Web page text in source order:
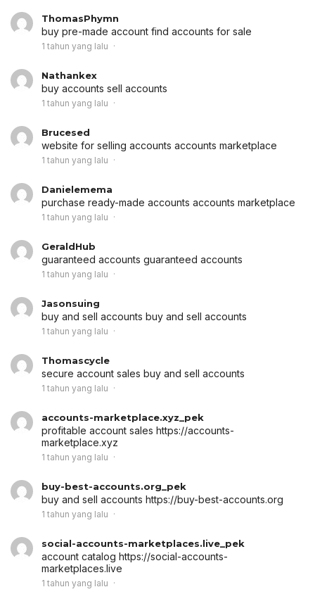
ThomasPhymn
buy pre-made account find accounts for sale
1 tahun yang lalu
Nathankex
buy accounts sell accounts
1 tahun yang lalu
Brucesed
website for selling accounts accounts marketplace
1 tahun yang lalu
Danielemema
purchase ready-made accounts accounts marketplace
1 tahun yang lalu
GeraldHub
guaranteed accounts guaranteed accounts
1 tahun yang lalu
Jasonsuing
buy and sell accounts buy and sell accounts
1 tahun yang lalu
Thomascycle
secure account sales buy and sell accounts
1 tahun yang lalu
accounts-marketplace.xyz_pek
profitable account sales https://accounts-
marketplace.xyz
1 tahun yang lalu
buy-best-accounts.org_pek
buy and sell accounts https://buy-best-accounts.org
1 tahun yang lalu
social-accounts-marketplaces.live_pek
account catalog https://social-accounts-
marketplaces.live
1 tahun yang lalu